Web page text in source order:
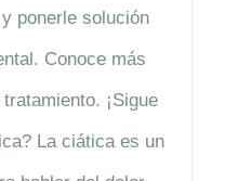
ponerle solución
Conoce más
¡Sigue
La ciática es un